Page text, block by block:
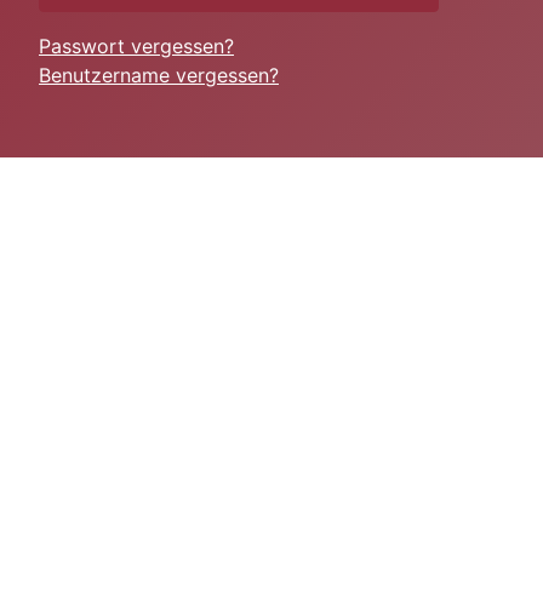
Passwort vergessen?
Benutzername vergessen?